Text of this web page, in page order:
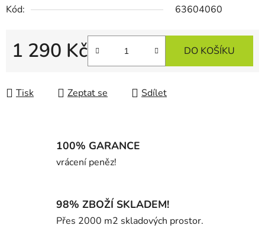
Kód:
63604060
1 290 Kč DO KOŠÍKU
Tisk Zeptat se Sdílet
100% GARANCE
vrácení peněz!
98% ZBOŽÍ SKLADEM!
Přes 2000 m2 skladových prostor.